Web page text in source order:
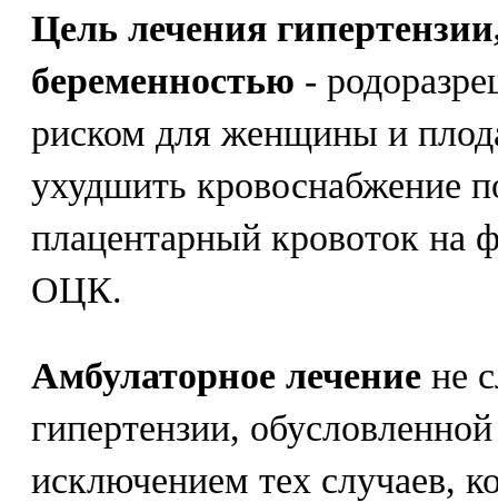
Цель лечения
беременностью -
риском для женщины и
ухудшить кровоснабжение
плацентарный кровоток на
ОЦК.
Амбулаторное лечение не
гипертензии,
исключением тех случаев,